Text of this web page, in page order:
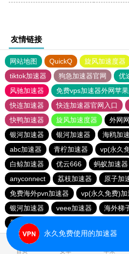
友情链接
网站地图 QuickQ 旋风加速度器
tiktok加速器
狗急加速器官网
优
风驰加速器
免费vps加速器外网苹
快连加速器
快连加速器官网入口
快鸭加速器
旋风加速度器 外网
银河加速器
银河加速器 海鸥加
abc加速器
青柠加速器 vp(永久
白鲸加速器
优云666 蚂蚁加速器
anyconnect
荔枝加速器 原子加
免费海外pvn加速器
vp(永久免费)加
银河加速器
veee加速器 海外梯
番石榴加速器
首页 安卓 苹果
永久免费使用的加速器